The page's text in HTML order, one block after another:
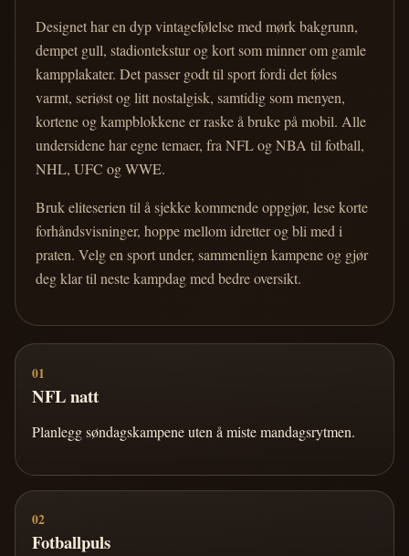
Designet har en dyp vintagefølelse med mørk bakgrunn,
dempet gull, stadiontekstur og kort som minner om gamle
kampplakater. Det passer godt til sport fordi det føles
varmt, seriøst og litt nostalgisk, samtidig som menyen,
kortene og kampblokkene er raske å bruke på mobil. Alle
undersidene har egne temaer, fra NFL og NBA til fotball,
NHL, UFC og WWE.
Bruk eliteserien til å sjekke kommende oppgjør, lese korte
forhåndsvisninger, hoppe mellom idretter og bli med i
praten. Velg en sport under, sammenlign kampene og gjør
deg klar til neste kampdag med bedre oversikt.
01
NFL natt
Planlegg søndagskampene uten å miste mandagsrytmen.
02
Fotballpuls